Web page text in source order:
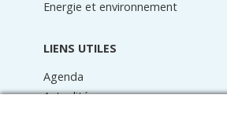
Energie et environnement
LIENS UTILES
Agenda
Actualités